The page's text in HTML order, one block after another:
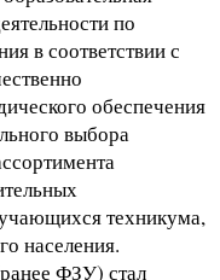
по
в соответствии с
обеспечения
выбора
техникума,
населения.
ФЗУ) стал